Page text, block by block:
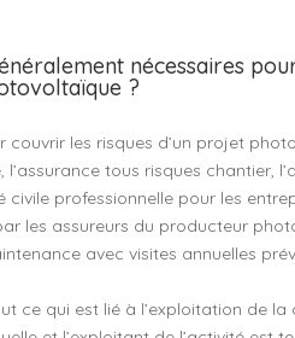
nécessaires
?
couvrir les risques d’un projet
tous risques chantier,
professionnelle pour les
les assureurs du producteur
avec visites annuelles
ce qui est lié à l’exploitation de la